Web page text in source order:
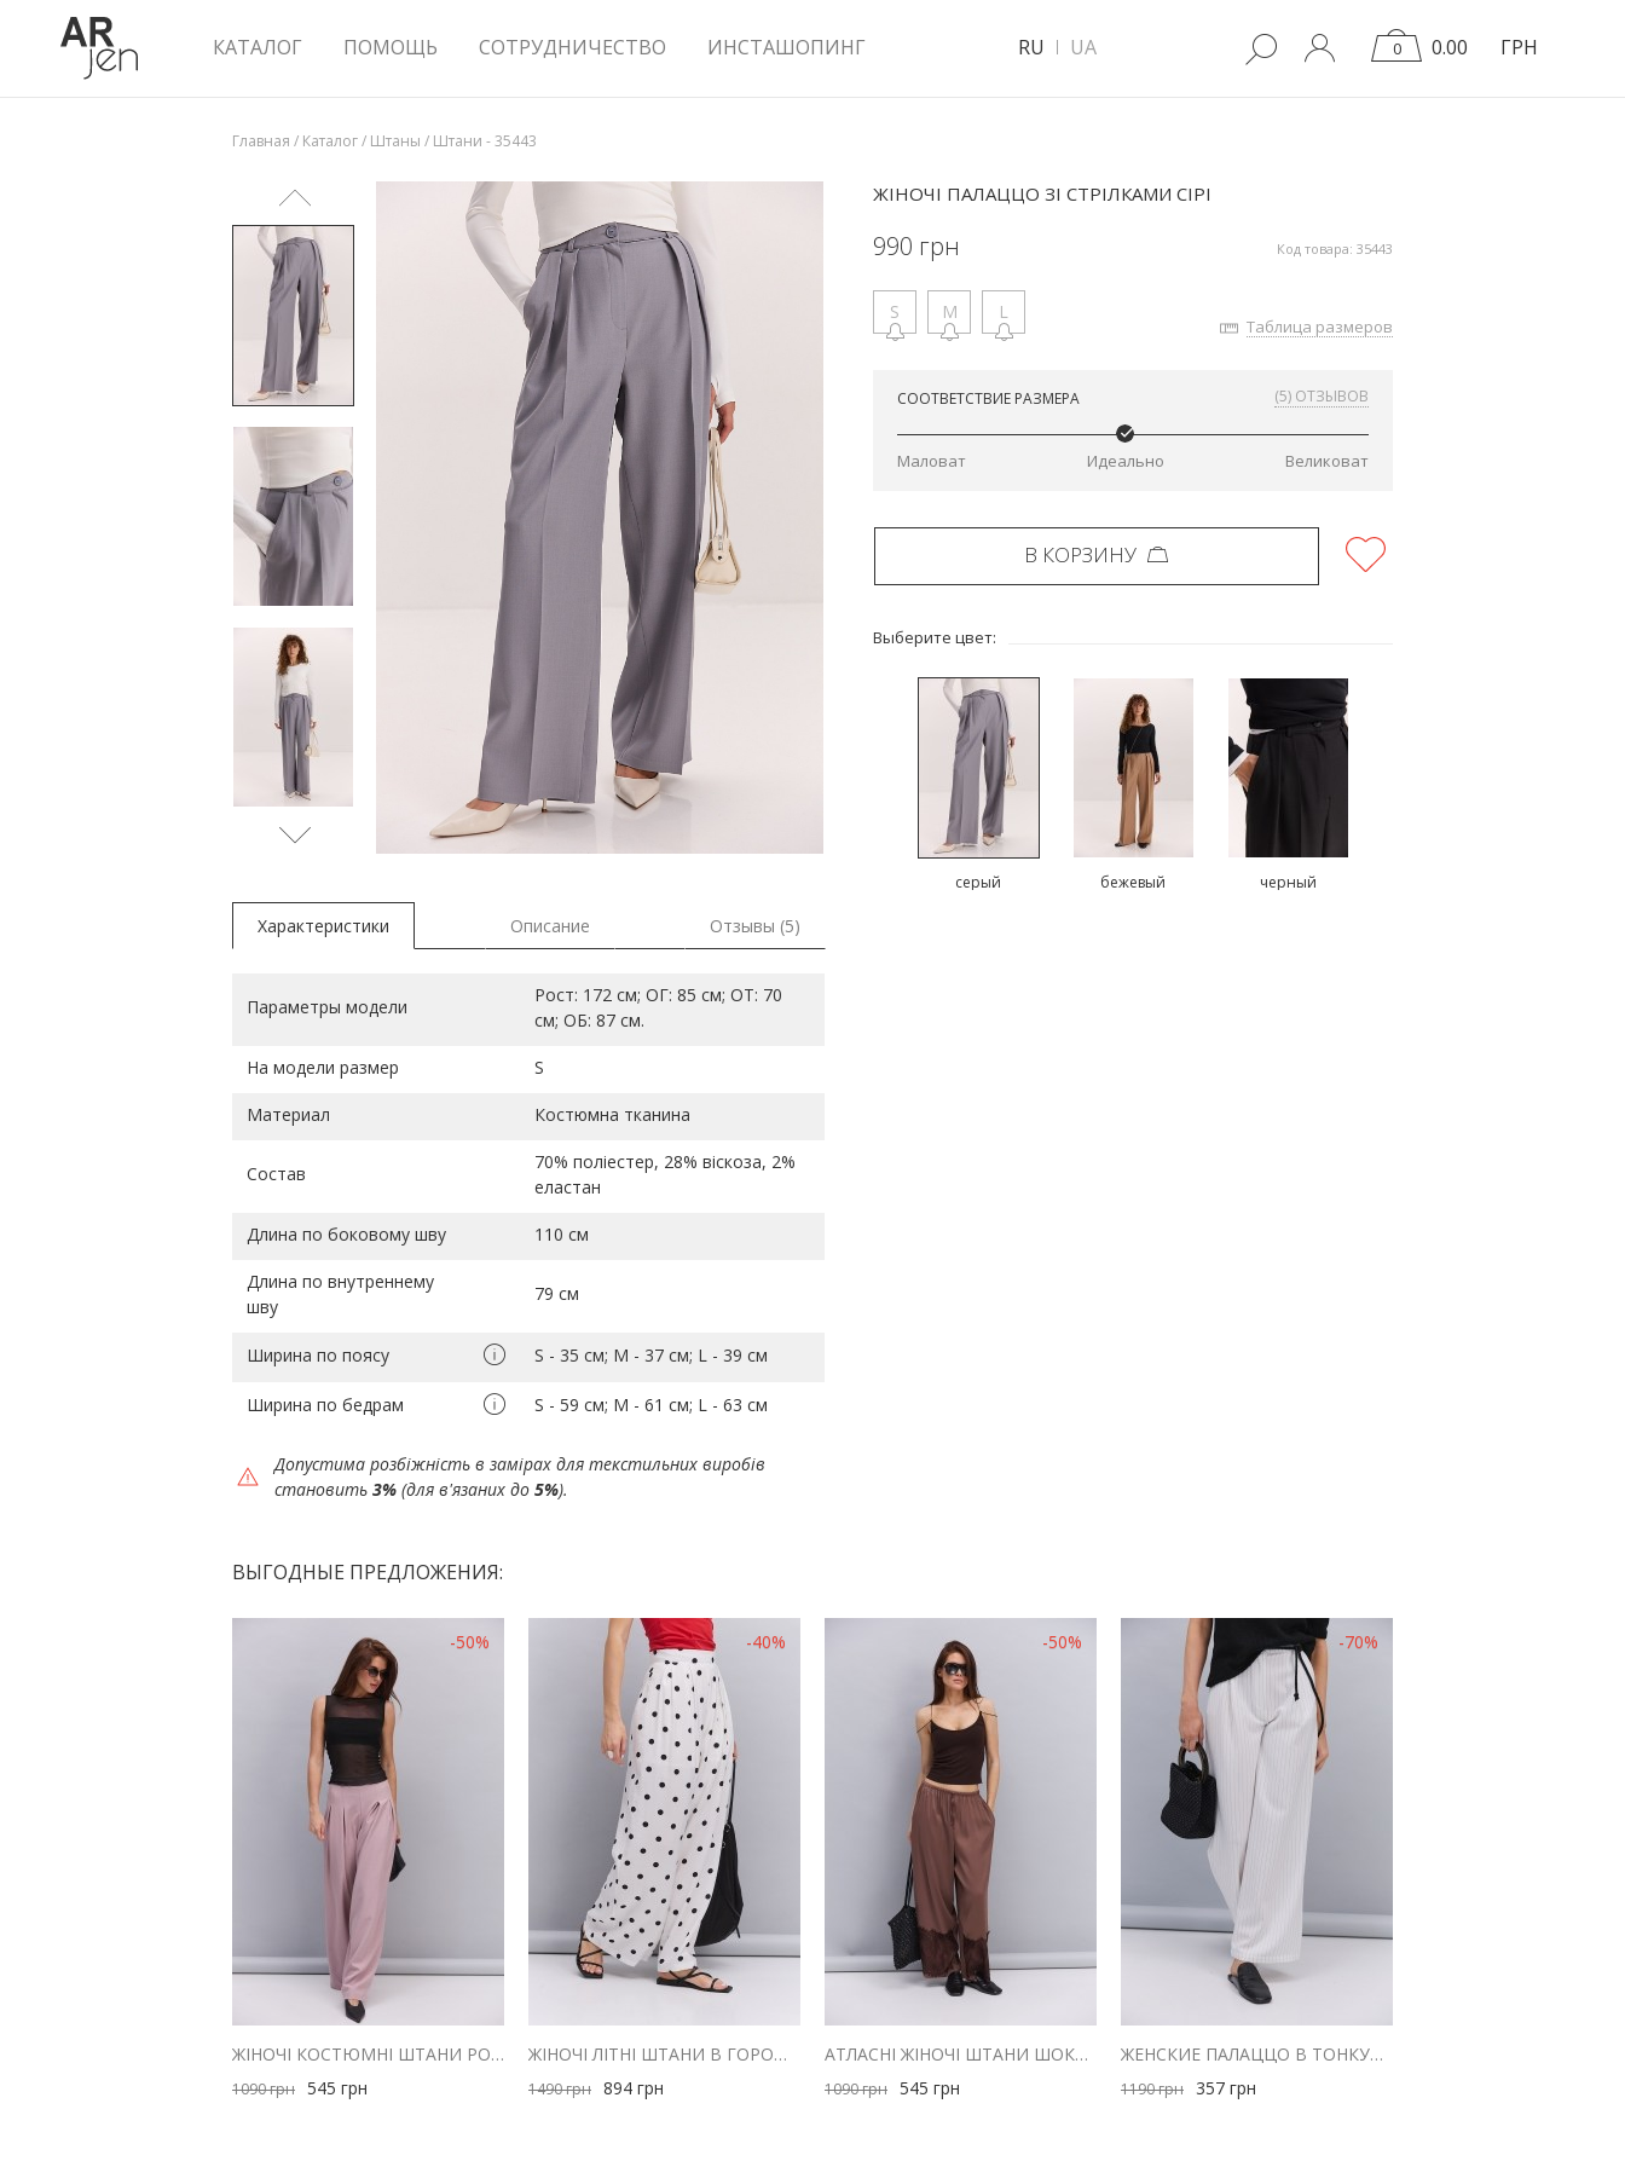
КАТАЛОГ ПОМОЩЬ СОТРУДНИЧЕСТВО ИНСТАШОПИНГ RU UA 0 0.00 ГРН
Главная / Каталог/ Штаны / Штани - 35443
ЖІНОЧІ ПАЛАЦЦО ЗІ СТРІЛКАМИ СІРІ
990 грн Код товара: 35443
S M L
Таблица размеров
СООТВЕТСТВИЕ РАЗМЕРА
(5) ОТЗЫВОВ
Маловат Идеально Великоват
В КОРЗИНУ
Выберите цвет:
серый бежевый черный
Характеристики Описание Отзывы (5)
Параметры модели
Рост: 172 см; ОГ: 85 см; ОТ: 70
см; ОБ: 87 см.
На модели размер S
Материал Костюмна тканина
Состав
70% поліестер, 28% віскоза, 2%
еластан
Длина по боковому шву 110 см
Длина по внутреннему
шву
79 см
Ширина по поясу S - 35 см; M - 37 см; L - 39 см
Ширина по бедрам S - 59 см; M - 61 см; L - 63 см
Допустима розбіжність в замірах для текстильних виробів
становить 3% (для в'язаних до 5%).
ВЫГОДНЫЕ ПРЕДЛОЖЕНИЯ:
-50%
ЖІНОЧІ КОСТЮМНІ ШТАНИ РОЖЕВІ ЗІ СКЛАДКАМИ ВГОРІ
1090грн 545 грн
-40%
ЖІНОЧІ ЛІТНІ ШТАНИ В ГОРОШОК МОЛОЧНІ
1490грн 894 грн
-50%
АТЛАСНІ ЖІНОЧІ ШТАНИ ШОКОЛАДНІ З МЕРЕЖИВОМ ВНИЗУ
1090грн 545 грн
-70%
ЖЕНСКИЕ ПАЛАЦЦО В ТОНКУЮ ПОЛОСКУ СВЕТЛО-МОЛОЧНЫЕ
1190грн 357 грн